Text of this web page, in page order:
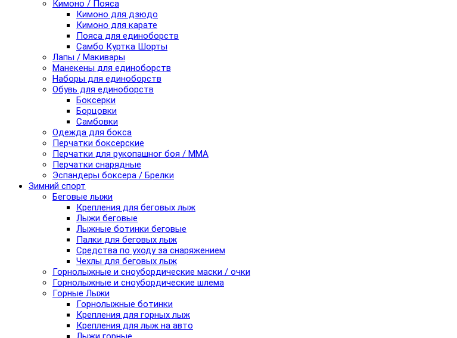
Кимоно / Пояса
Кимоно для дзюдо
Кимоно для карате
Пояса для единоборств
Самбо Куртка Шорты
Лапы / Макивары
Манекены для единоборств
Наборы для единоборств
Обувь для единоборств
Боксерки
Борцовки
Самбовки
Одежда для бокса
Перчатки боксерские
Перчатки для рукопашног боя / ММА
Перчатки снарядные
Эспандеры боксера / Брелки
Зимний спорт
Беговые лыжи
Крепления для беговых лыж
Лыжи беговые
Лыжные ботинки беговые
Палки для беговых лыж
Средства по уходу за снаряжением
Чехлы для беговых лыж
Горнолыжные и сноубордические маски / очки
Горнолыжные и сноубордические шлема
Горные Лыжи
Горнолыжные ботинки
Крепления для горных лыж
Крепления для лыж на авто